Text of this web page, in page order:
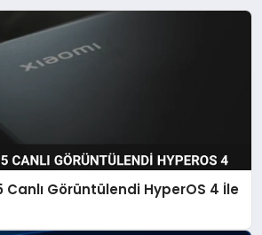
Canlı Görüntülendi HyperOS 4 İle